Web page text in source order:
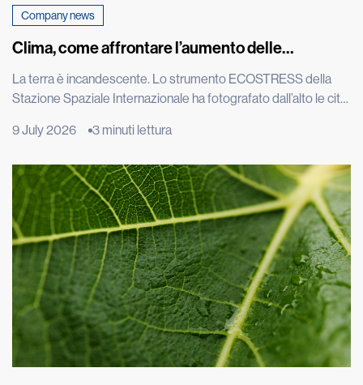
Company news
Clima, come affrontare l’aumento delle
La terra è incandescente. Lo strumento ECOSTRESS della
Stazione Spaziale Internazionale ha fotografato dall’alto le città
decenni e le immagini satellitari di Roma, Parigi e Madrid
nel cemento è visibile persino dallo spazio. L’effetto isola di
calore è un […]
9 July 2026 3 minuti lettura